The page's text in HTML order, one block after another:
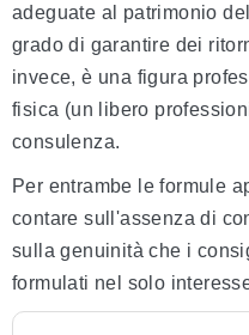
adeguate al patrimonio
grado di garantire dei
invece, è una figura
fisica (un libero
consulenza.
Per entrambe le formule
contare sull'assenza di
sulla genuinità che i
formulati nel solo